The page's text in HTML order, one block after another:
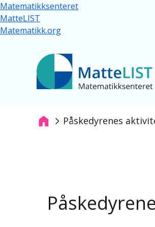
Hopp til hovedinnhold
Matematikksenteret
MatteLIST
Matematikk.org
Påskedyrenes